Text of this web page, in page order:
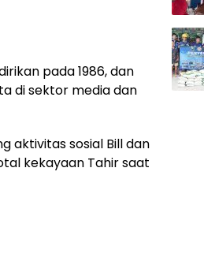
pada 1986, dan
di sektor media dan
aktivitas sosial Bill dan
kekayaan Tahir saat